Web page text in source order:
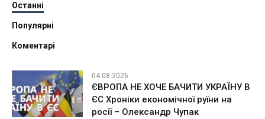
Останні
Популярні
Коментарі
04.08.2026
ЄВРОПА НЕ ХОЧЕ БАЧИТИ УКРАЇНУ В
ЄС Хроніки економічної руїни на
росії – Олександр Чупак